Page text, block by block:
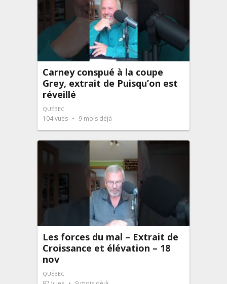
Carney conspué à la coupe
Grey, extrait de Puisqu’on est
réveillé
QUÉBEC
104vues 9 mois déjà
Les forces du mal – Extrait de
Croissance et élévation – 18
nov
QUÉBEC